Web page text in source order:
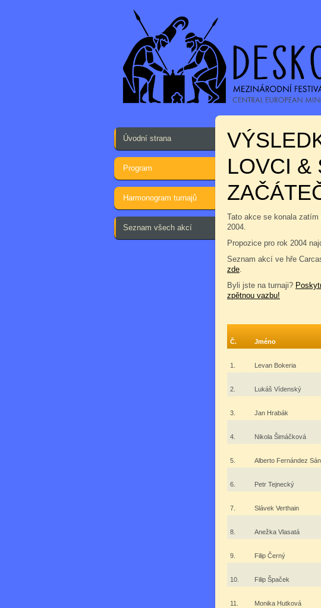
Úvodní strana
Program
Harmonogram turnajů
Seznam všech akcí
LOVCI &
Tato akce se konala zatím
2004.
Propozice pro rok 2004
Seznam akcí ve hře
zde.
Byli jste na turnaji?
zpětnou vazbu!
Č. Jméno
1. Levan Bokeria
2. Lukáš Vídenský
3. Jan Hrabák
4. Nikola Šimáčková
5. Alberto Fernández
6. Petr Tejnecký
7. Slávek Verthain
8. Anežka Vlasatá
9. Filip Černý
10. Filip Špaček
11. Monika Hutková